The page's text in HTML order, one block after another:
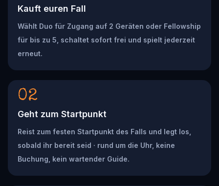
Kauft euren Fall
Wählt Duo für Zugang auf 2 Geräten oder Fellowship
für bis zu 5, schaltet sofort frei und spielt jederzeit
erneut.
02
Geht zum Startpunkt
Reist zum festen Startpunkt des Falls und legt los,
sobald ihr bereit seid · rund um die Uhr, keine
Buchung, kein wartender Guide.